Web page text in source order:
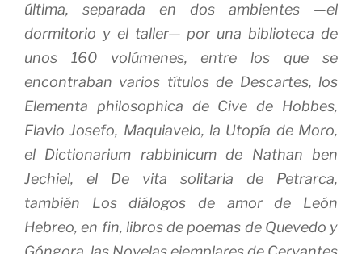
última, separada en dos ambientes —el
dormitorio y el taller— por una biblioteca de
unos 160 volúmenes, entre los que se
encontraban varios títulos de Descartes, los
Elementa philosophica de Cive de Hobbes,
Flavio Josefo, Maquiavelo, la Utopía de Moro,
el Dictionarium rabbi­nicumde Nathan ben
Jechiel, el De vita solitaria de Petrarca,
también Los diálogos de amorde León
Hebreo, en fin, libros de poemas de Quevedo y